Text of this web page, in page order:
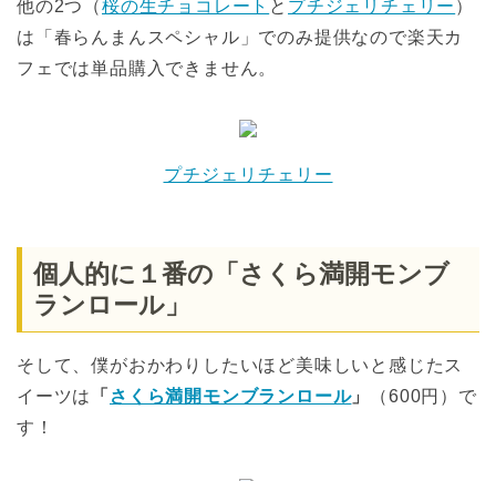
他の2つ（桜の生チョコレート と プチジェリチェリー ）
は「春らんまんスペシャル」でのみ提供なので楽天カ
フェでは単品購入できません。
プチジェリチェリー
個人的に１番の「さくら満開モンブ
ランロール」
そして、僕がおかわりしたいほど美味しいと感じたス
イーツは
「 さくら満開モンブランロール」
（600円）で
す！